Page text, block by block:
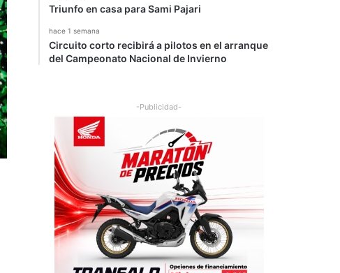
Triunfo en casa para Sami Pajari
hace 1 semana
Circuito corto recibirá a pilotos en el arranque
del Campeonato Nacional de Invierno
-Publicidad-